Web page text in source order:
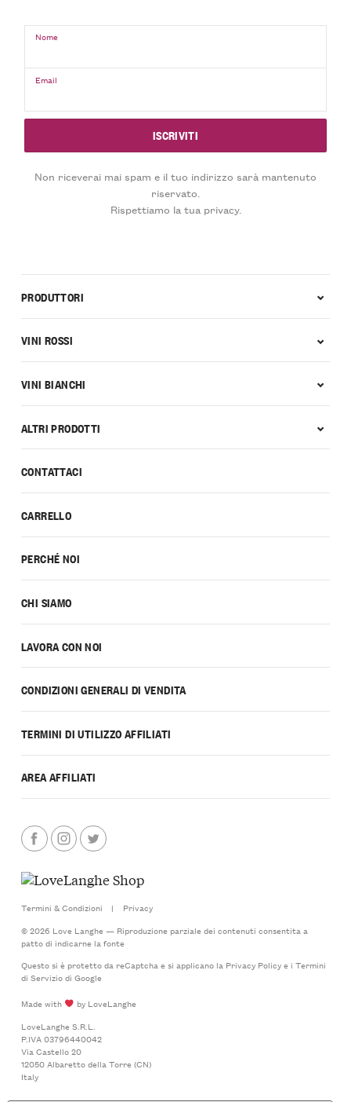
Nome
Email
Non riceverai mai spam e il tuo indirizzo sarà mantenuto
riservato.
Rispettiamo la tua privacy.
CONTATTACI
CARRELLO
PERCHÉ NOI
CHI SIAMO
LAVORA CON NOI
CONDIZIONI GENERALI DI VENDITA
TERMINI DI UTILIZZO AFFILIATI
AREA AFFILIATI
PRODUTTORI
VINI ROSSI
VINI BIANCHI
ALTRI PRODOTTI
Termini & Condizioni |
Privacy
© 2026 Love Langhe — Riproduzione parziale dei contenuti consentita a
patto di indicarne la fonte
Questo si è protetto da reCaptcha e si applicano la Privacy Policye i Termini
di Serviziodi Google
Made with
by LoveLanghe
LoveLanghe S.R.L.
P.IVA 03796440042
Via Castello 20
12050 Albaretto della Torre (CN)
Italy